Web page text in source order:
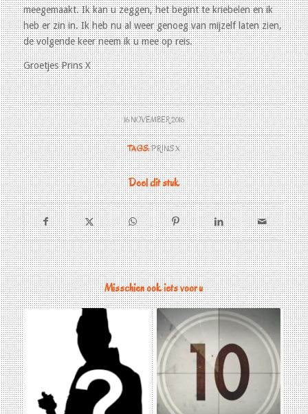
meegemaakt. Ik kan u zeggen, het begint te kriebelen en ik
heb er zin in. Ik heb nu al weer genoeg van mijzelf laten zien,
de volgende keer neem ik u mee op reis.
Groetjes Prins X
16 NOVEMBER 2016
TAGS:PRINS X
Deel dit stuk
Misschien ook iets voor u